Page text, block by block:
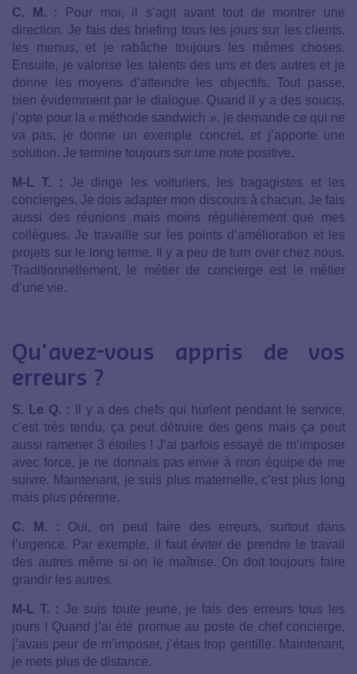
C. M. : Pour moi, il s’agit avant tout de montrer une
direction. Je fais des briefing tous les jours sur les clients,
les menus, et je rabâche toujours les mêmes choses.
Ensuite, je valorise les talents des uns et des autres et je
donne les moyens d’atteindre les objectifs. Tout passe,
bien évidemment par le dialogue. Quand il y a des soucis,
j’opte pour la « méthode sandwich », je demande ce qui ne
va pas, je donne un exemple concret, et j’apporte une
solution. Je termine toujours sur une note positive.
M-L T. : Je dirige les voituriers, les bagagistes et les
concierges. Je dois adapter mon discours à chacun. Je fais
aussi des réunions mais moins régulièrement que mes
collègues. Je travaille sur les points d’amélioration et les
projets sur le long terme. Il y a peu de turn over chez nous.
Traditionnellement, le métier de concierge est le métier
d’une vie.
Qu'avez-vous appris de vos
erreurs ?
S. Le Q. : Il y a des chefs qui hurlent pendant le service,
c’est très tendu, ça peut détruire des gens mais ça peut
aussi ramener 3 étoiles ! J’ai parfois essayé de m’imposer
avec force, je ne donnais pas envie à mon équipe de me
suivre. Maintenant, je suis plus maternelle, c’est plus long
mais plus pérenne.
C. M. : Oui, on peut faire des erreurs, surtout dans
l’urgence. Par exemple, il faut éviter de prendre le travail
des autres même si on le maîtrise. On doit toujours faire
grandir les autres.
M-L T. : Je suis toute jeune, je fais des erreurs tous les
jours ! Quand j’ai été promue au poste de chef concierge,
j’avais peur de m’imposer, j’étais trop gentille. Maintenant,
je mets plus de distance.